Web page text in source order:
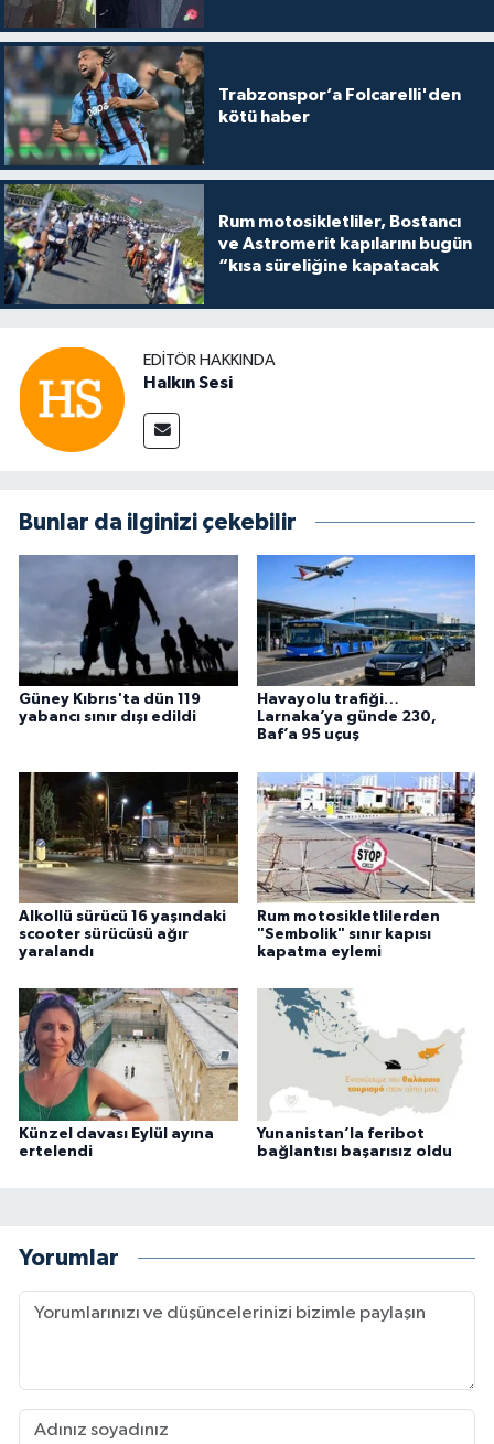
Trabzonspor’a Folcarelli'den
kötü haber
Rum motosikletliler, Bostancı
ve Astromerit kapılarını bugün
“kısa süreliğine kapatacak
EDITÖR HAKKINDA
Halkın Sesi
Bunlar da ilginizi çekebilir
Güney Kıbrıs'ta dün 119
yabancı sınır dışı edildi
Havayolu trafiği…
Larnaka’ya günde 230,
Baf’a 95 uçuş
Alkollü sürücü 16 yaşındaki
scooter sürücüsü ağır
yaralandı
Rum motosikletlilerden
"Sembolik" sınır kapısı
kapatma eylemi
Künzel davası Eylül ayına
ertelendi
Yunanistan’la feribot
bağlantısı başarısız oldu
Yorumlar